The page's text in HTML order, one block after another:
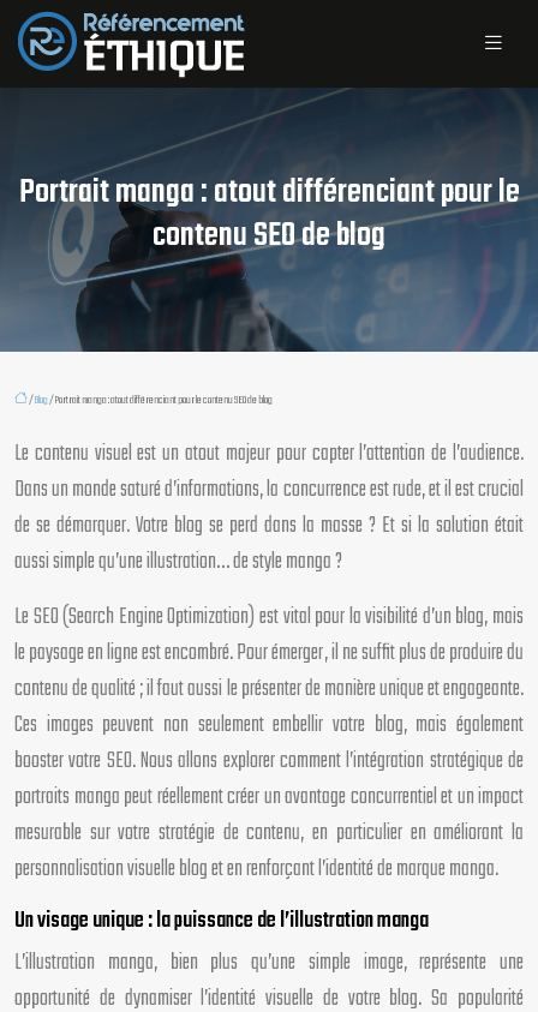
Portrait manga : atout différenciant pour le
contenu SEO de blog
/Blog/ Portrait manga : atout différenciant pour le contenu SEO de blog
Le contenu visuel est un atout majeur pour capter l’attention de l’audience.
Dans un monde saturé d’informations, la concurrence est rude, et il est crucial
de se démarquer. Votre blog se perd dans la masse ? Et si la solution était
aussi simple qu’une illustration… de style manga ?
Le SEO (Search Engine Optimization) est vital pour la visibilité d’un blog, mais
le paysage en ligne est encombré. Pour émerger, il ne suffit plus de produire du
contenu de qualité ; il faut aussi le présenter de manière unique et engageante.
Ces images peuvent non seulement embellir votre blog, mais également
booster votre SEO. Nous allons explorer comment l’intégration stratégique de
portraits manga peut réellement créer un avantage concurrentiel et un impact
mesurable sur votre stratégie de contenu, en particulier en améliorant la
personnalisation visuelle blog et en renforçant l’identité de marque manga.
Un visage unique : la puissance de l’illustration manga
L’illustration manga, bien plus qu’une simple image, représente une
opportunité de dynamiser l’identité visuelle de votre blog. Sa popularité